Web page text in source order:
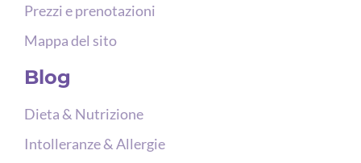
Prezzi e prenotazioni
Mappa del sito
Blog
Dieta & Nutrizione
Intolleranze & Allergie